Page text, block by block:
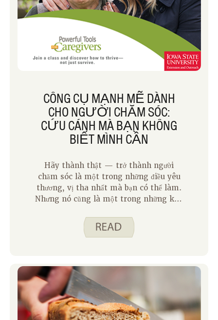
CÔNG CỤ MẠNH MẼ DÀNH
CHO NGƯỜI CHĂM SÓC:
CỨU CÁNH MÀ BẠN KHÔNG
BIẾT MÌNH CẦN
Hãy thành thật — trở thành người
chăm sóc là một trong những điều yêu
thương, vị tha nhất mà bạn có thể làm.
Nhưng nó cũng là một trong những khó
cha mẹ, vợ/chồng, con cái, bạn bè hay
hàng xóm, tổn thất về tinh thần và thể
xuất hiện. Và tin tôi đi, đó không chỉ là
một lớp học khác mà còn là một yếu tố
thay đổi cuộc chơi.